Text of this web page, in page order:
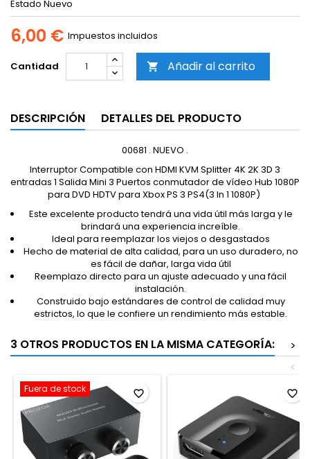
Estado Nuevo
6,00 € Impuestos incluidos
Cantidad  Añadir al carrito
DESCRIPCIÓN DETALLES DEL PRODUCTO
00681 . NUEVO .
Interruptor Compatible con HDMI KVM Splitter 4K 2K 3D 3
entradas 1 Salida Mini 3 Puertos conmutador de vídeo Hub 1080P
para DVD HDTV para Xbox PS 3 PS4(3 In 1 1080P)
Este excelente producto tendrá una vida útil más larga y le
brindará una experiencia increíble.
Ideal para reemplazar los viejos o desgastados
Hecho de material de alta calidad, para un uso duradero, no
es fácil de dañar, larga vida útil
Reemplazo directo para un ajuste adecuado y una fácil
instalación.
Construido bajo estándares de control de calidad muy
estrictos, lo que le confiere un rendimiento más estable.
3 OTROS PRODUCTOS EN LA MISMA CATEGORÍA:
>
<
Fuera de stock favorite_border favorite_border